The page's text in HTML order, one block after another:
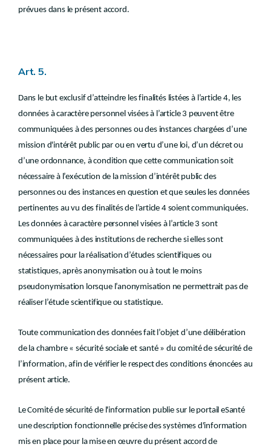
prévues dans le présent accord.
Art. 5.
Dans le but exclusif d’atteindre les finalités listées à l’article 4, les
données à caractère personnel visées à l’article 3 peuvent être
communiquées à des personnes ou des instances chargées d’une
mission d'intérêt public par ou en vertu d’une loi, d’un décret ou
d’une ordonnance, à condition que cette communication soit
nécessaire à l’exécution de la mission d’intérêt public des
personnes ou des instances en question et que seules les données
pertinentes au vu des finalités de l’article 4 soient communiquées.
Les données à caractère personnel visées à l’article 3 sont
communiquées à des institutions de recherche si elles sont
nécessaires pour la réalisation d’études scientifiques ou
statistiques, après anonymisation ou à tout le moins
pseudonymisation lorsque l’anonymisation ne permettrait pas de
réaliser l’étude scientifique ou statistique.
Toute communication des données fait l’objet d’une délibération
de la chambre « sécurité sociale et santé » du comité de sécurité de
l’information, afin de vérifier le respect des conditions énoncées au
présent article.
Le Comité de sécurité de l'information publie sur le portail eSanté
une description fonctionnelle précise des systèmes d'information
mis en place pour la mise en œuvre du présent accord de